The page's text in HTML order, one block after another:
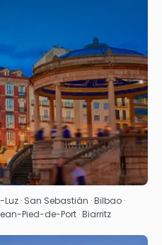
· San Sebastián · Bilbao ·
Pied-de-Port · Biarritz